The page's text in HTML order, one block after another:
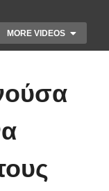
MORE VIDEOS
το